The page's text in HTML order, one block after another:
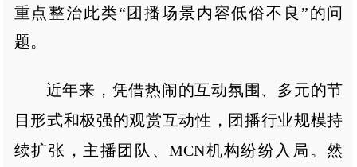
重点整治此类“团播场景内容低俗不良”的问
题。
近年来，凭借热闹的互动氛围、多元的节
目形式和极强的观赏互动性，团播行业规模持
续扩张，主播团队、MCN机构纷纷入局。然